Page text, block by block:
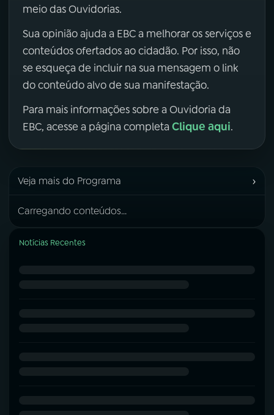
meio das Ouvidorias.
Sua opinião ajuda a EBC a melhorar os serviços e
conteúdos ofertados ao cidadão. Por isso, não
se esqueça de incluir na sua mensagem o link
do conteúdo alvo de sua manifestação.
Para mais informações sobre a Ouvidoria da
EBC, acesse a página completa Clique aqui.
Veja mais do Programa ›
Carregando conteúdos...
Notícias Recentes